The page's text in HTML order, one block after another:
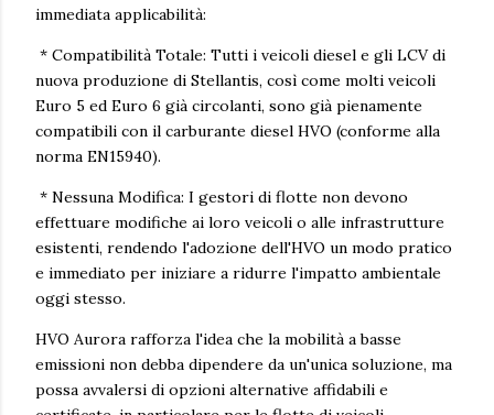
immediata applicabilità:
* Compatibilità Totale: Tutti i veicoli diesel e gli LCV di
nuova produzione di Stellantis, così come molti veicoli
Euro 5 ed Euro 6 già circolanti, sono già pienamente
compatibili con il carburante diesel HVO (conforme alla
norma EN15940).
* Nessuna Modifica: I gestori di flotte non devono
effettuare modifiche ai loro veicoli o alle infrastrutture
esistenti, rendendo l'adozione dell'HVO un modo pratico
e immediato per iniziare a ridurre l'impatto ambientale
oggi stesso.
HVO Aurora rafforza l'idea che la mobilità a basse
emissioni non debba dipendere da un'unica soluzione, ma
possa avvalersi di opzioni alternative affidabili e